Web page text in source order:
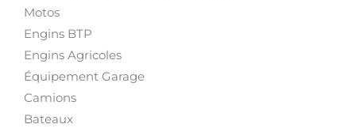
Motos
Engins BTP
Engins Agricoles
Équipement Garage
Camions
Bateaux